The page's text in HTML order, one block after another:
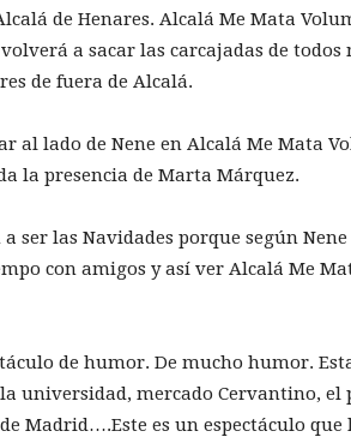
de Henares. Alcalá Me Mata
a sacar las carcajadas de todos
de fuera de Alcalá.
al lado de Nene en Alcalá Me Mata
la presencia de Marta Márquez.
ser las Navidades porque según
con amigos y así ver Alcalá Me
de humor. De mucho humor.
la universidad, mercado Cervantino,
Madrid….Este es un espectáculo que